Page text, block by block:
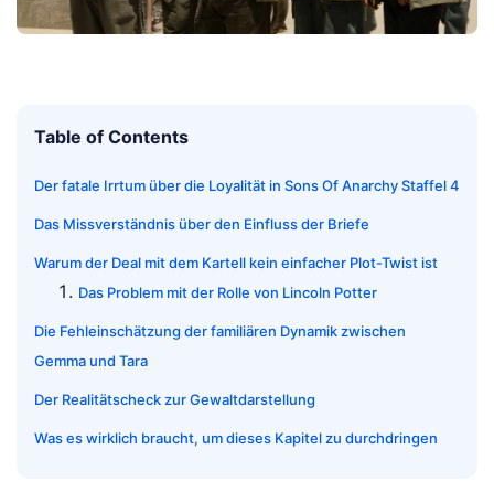
Table of Contents
Der fatale Irrtum über die Loyalität in Sons Of Anarchy Staffel 4
Das Missverständnis über den Einfluss der Briefe
Warum der Deal mit dem Kartell kein einfacher Plot-Twist ist
Das Problem mit der Rolle von Lincoln Potter
Die Fehleinschätzung der familiären Dynamik zwischen
Gemma und Tara
Der Realitätscheck zur Gewaltdarstellung
Was es wirklich braucht, um dieses Kapitel zu durchdringen